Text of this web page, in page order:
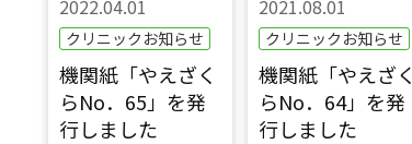
2022.04.01
クリニックお知らせ
機関紙「やえざく
らNo．65」を発
行しました
2021.08.01
クリニックお知らせ
機関紙「やえざく
らNo．64」を発
行しました